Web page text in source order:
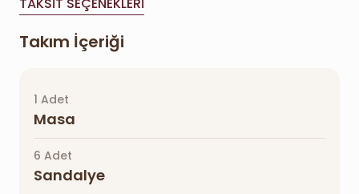
Takım İçeriği
1 Adet
Masa
6 Adet
Sandalye